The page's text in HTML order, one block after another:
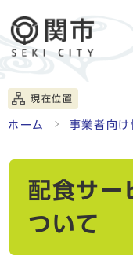
現在位置
ホーム 事業者向け
配食サー
ついて